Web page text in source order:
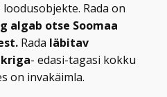
Rada on
algab otse Soomaa
Rada läbitav
- edasi-tagasi kokku
on invakäimla.